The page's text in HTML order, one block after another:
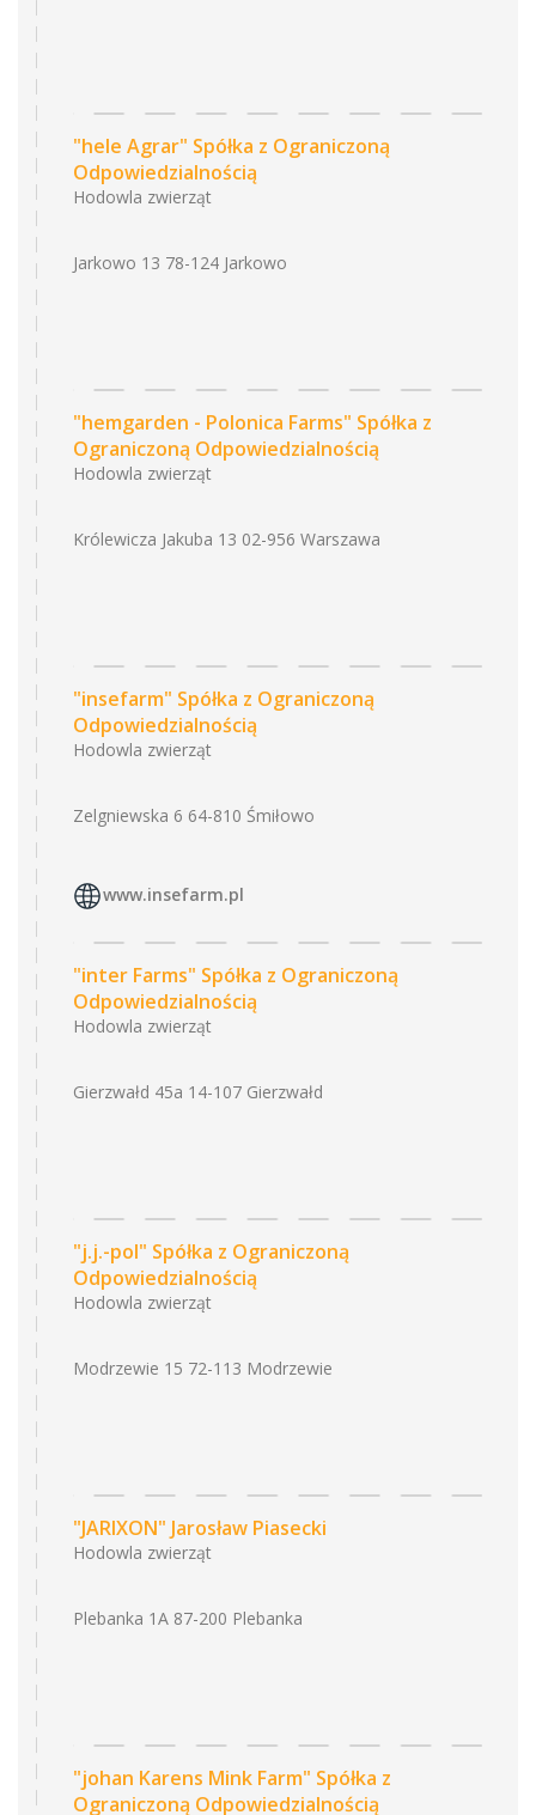
"hele Agrar" Spółka z Ograniczoną
Odpowiedzialnością
Hodowla zwierząt
Jarkowo 13 78-124 Jarkowo
"hemgarden - Polonica Farms" Spółka z
Ograniczoną Odpowiedzialnością
Hodowla zwierząt
Królewicza Jakuba 13 02-956 Warszawa
"insefarm" Spółka z Ograniczoną
Odpowiedzialnością
Hodowla zwierząt
Zelgniewska 6 64-810 Śmiłowo
www.insefarm.pl
"inter Farms" Spółka z Ograniczoną
Odpowiedzialnością
Hodowla zwierząt
Gierzwałd 45a 14-107 Gierzwałd
"j.j.-pol" Spółka z Ograniczoną
Odpowiedzialnością
Hodowla zwierząt
Modrzewie 15 72-113 Modrzewie
"JARIXON" Jarosław Piasecki
Hodowla zwierząt
Plebanka 1A 87-200 Plebanka
"johan Karens Mink Farm" Spółka z
Ograniczoną Odpowiedzialnością